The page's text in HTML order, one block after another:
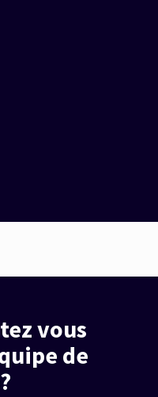
vous
de